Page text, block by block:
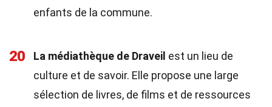
enfants de la commune.
20 La médiathèque de Draveil est un lieu de
culture et de savoir. Elle propose une large
sélection de livres, de films et de ressources